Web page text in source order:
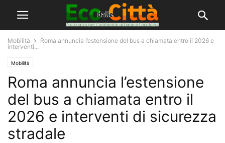
Mobilità
Roma annuncia l’estensione del bus a chiamata entro il 2026 e
interventi...
Mobilità
Roma annuncia l’estensione
del bus a chiamata entro il
2026 e interventi di sicurezza
stradale